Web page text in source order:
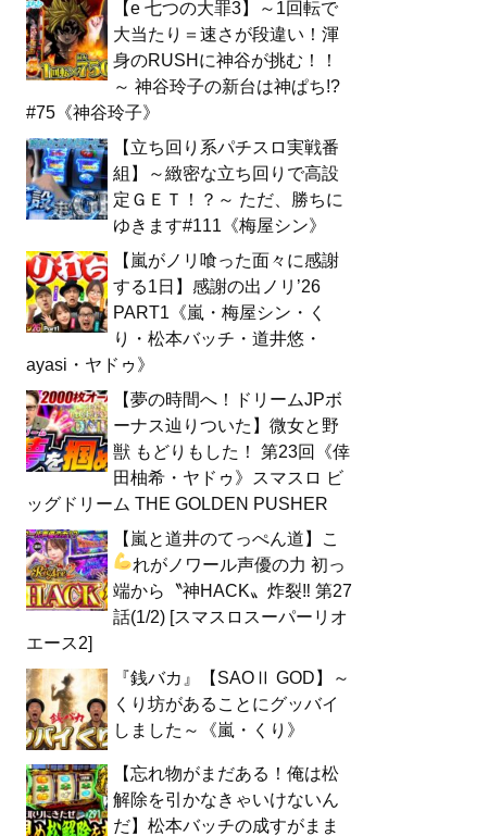
【e 七つの大罪3】～1回転で
大当たり＝速さが段違い！渾
身のRUSHに神谷が挑む！！
～ 神谷玲子の新台は神ぱち!?
#75《神谷玲子》
【立ち回り系パチスロ実戦番
組】～緻密な立ち回りで高設
定ＧＥＴ！？～ ただ、勝ちに
ゆきます#111《梅屋シン》
【嵐がノリ喰った面々に感謝
する1日】感謝の出ノリ’26
PART1《嵐・梅屋シン・く
り・松本バッチ・道井悠・
ayasi・ヤドゥ》
【夢の時間へ！ドリームJPボ
ーナス辿りついた】微女と野
獣 もどりもした！ 第23回《倖
田柚希・ヤドゥ》スマスロ ビ
ッグドリーム THE GOLDEN PUSHER
【嵐と道井のてっぺん道】こ
れがノワール声優の力 初っ
端から〝神HACK〟炸裂‼ 第27
話(1/2) [スマスロスーパーリオ
エース2]
『銭バカ』【SAOⅡ GOD】～
くり坊があることにグッバイ
しました～《嵐・くり》
【忘れ物がまだある！俺は松
解除を引かなきゃいけないん
だ】松本バッチの成すがまま